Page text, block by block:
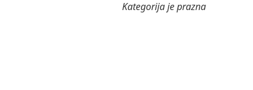
Kategorija je prazna